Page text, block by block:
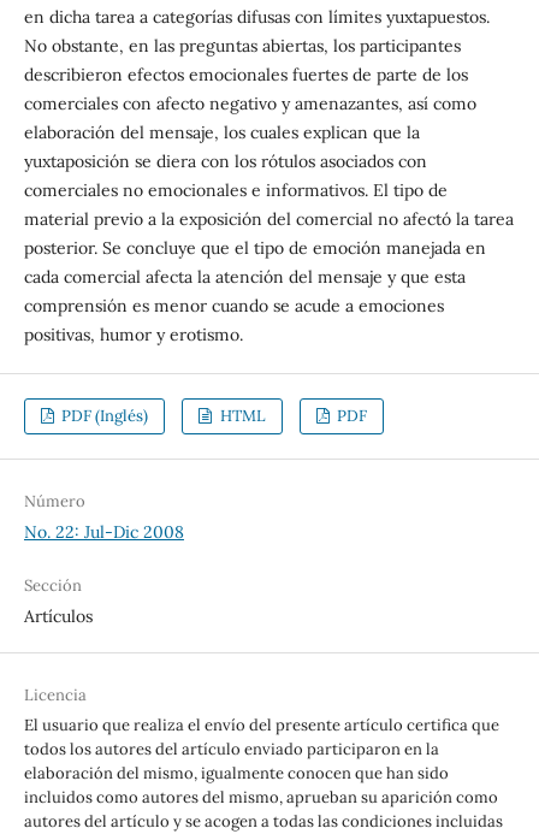
en dicha tarea a categorías difusas con límites yuxtapuestos.
No obstante, en las preguntas abiertas, los participantes
describieron efectos emocionales fuertes de parte de los
comerciales con afecto negativo y amenazantes, así como
elaboración del mensaje, los cuales explican que la
yuxtaposición se diera con los rótulos asociados con
comerciales no emocionales e informativos. El tipo de
material previo a la exposición del comercial no afectó la tarea
posterior. Se concluye que el tipo de emoción manejada en
cada comercial afecta la atención del mensaje y que esta
comprensión es menor cuando se acude a emociones
positivas, humor y erotismo.
PDF (Inglés) HTML PDF
Número
No. 22: Jul-Dic 2008
Sección
Artículos
Licencia
El usuario que realiza el envío del presente artículo certifica que
todos los autores del artículo enviado participaron en la
elaboración del mismo, igualmente conocen que han sido
incluidos como autores del mismo, aprueban su aparición como
autores del artículo y se acogen a todas las condiciones incluidas